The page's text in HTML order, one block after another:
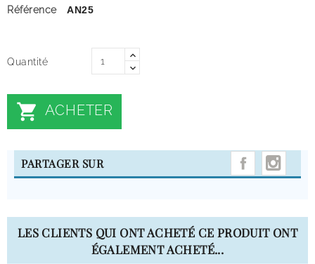
Référence AN25
Quantité
 ACHETER
PARTAGER SUR
LES CLIENTS QUI ONT ACHETÉ CE PRODUIT ONT
ÉGALEMENT ACHETÉ...